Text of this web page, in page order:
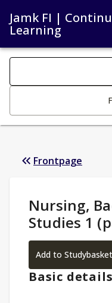
Jamk FI |
Learning
Search
Frontpage
Study
Nursing,
Studies 1
Add to Studybasket
Basic details